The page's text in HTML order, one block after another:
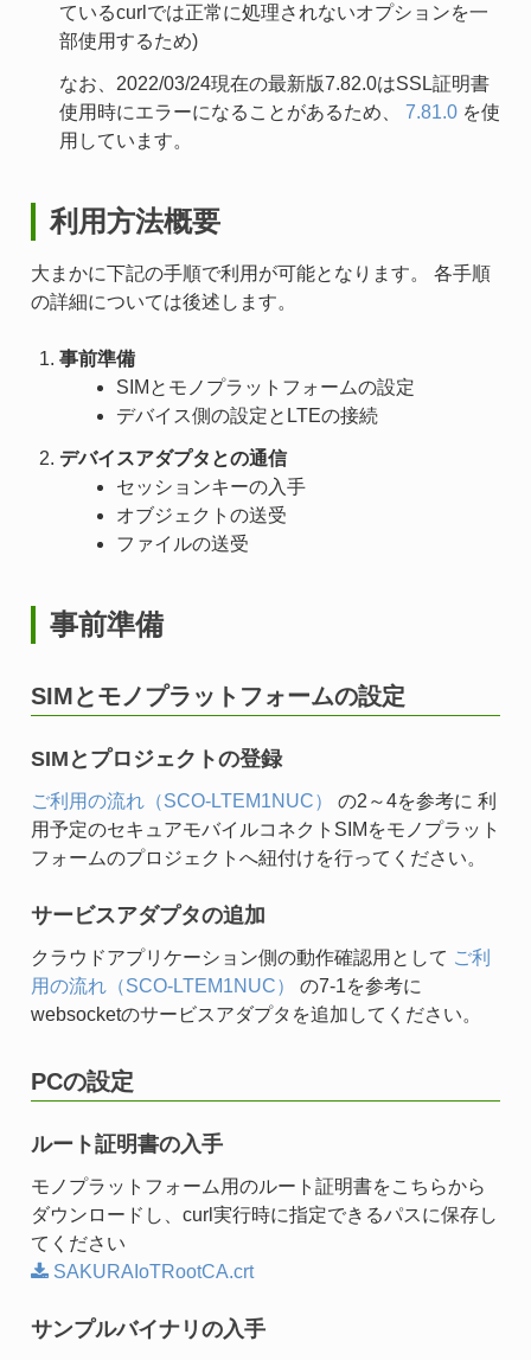
ているcurlでは正常に処理されないオプションを一
部使用するため)
なお、2022/03/24現在の最新版7.82.0はSSL証明書
使用時にエラーになることがあるため、 7.81.0を使
用しています。
利用方法概要
大まかに下記の手順で利用が可能となります。 各手順
の詳細については後述します。
事前準備
SIMとモノプラットフォームの設定
デバイス側の設定とLTEの接続
デバイスアダプタとの通信
セッションキーの入手
オブジェクトの送受
ファイルの送受
事前準備
SIMとモノプラットフォームの設定
SIMとプロジェクトの登録
ご利用の流れ（SCO-LTEM1NUC）
の2～4を参考に 利
用予定のセキュアモバイルコネクトSIMをモノプラット
フォームのプロジェクトへ紐付けを行ってください。
サービスアダプタの追加
クラウドアプリケーション側の動作確認用として ご利
用の流れ（SCO-LTEM1NUC）
の7-1を参考に
websocketのサービスアダプタを追加してください。
PCの設定
ルート証明書の入手
モノプラットフォーム用のルート証明書をこちらから
ダウンロードし、curl実行時に指定できるパスに保存し
てください
SAKURAIoTRootCA.crt
サンプルバイナリの入手